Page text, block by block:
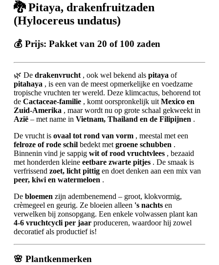
🐉 Pitaya, drakenfruitzaden
(Hylocereus undatus)
💰 Prijs: Pakket van 20 of 100 zaden
🌿 De drakenvrucht , ook wel bekend als pitaya of
pitahaya , is een van de meest opmerkelijke en voedzame
tropische vruchten ter wereld. Deze klimcactus, behorend tot
de Cactaceae-familie , komt oorspronkelijk uit Mexico en
Zuid-Amerika , maar wordt nu op grote schaal gekweekt in
Azië – met name in Vietnam, Thailand en de Filipijnen .
De vrucht is ovaal tot rond van vorm , meestal met een
felroze of rode schil bedekt met groene schubben .
Binnenin vind je sappig wit of rood vruchtvlees , bezaaid
met honderden kleine eetbare zwarte pitjes . De smaak is
verfrissend zoet, licht pittig en doet denken aan een mix van
peer, kiwi en watermeloen .
De bloemen zijn adembenemend – groot, klokvormig,
crèmegeel en geurig. Ze bloeien alleen 's nachts en
verwelken bij zonsopgang. Een enkele volwassen plant kan
4-6 vruchtcycli per jaar produceren, waardoor hij zowel
decoratief als productief is!
🌸 Plantkenmerken